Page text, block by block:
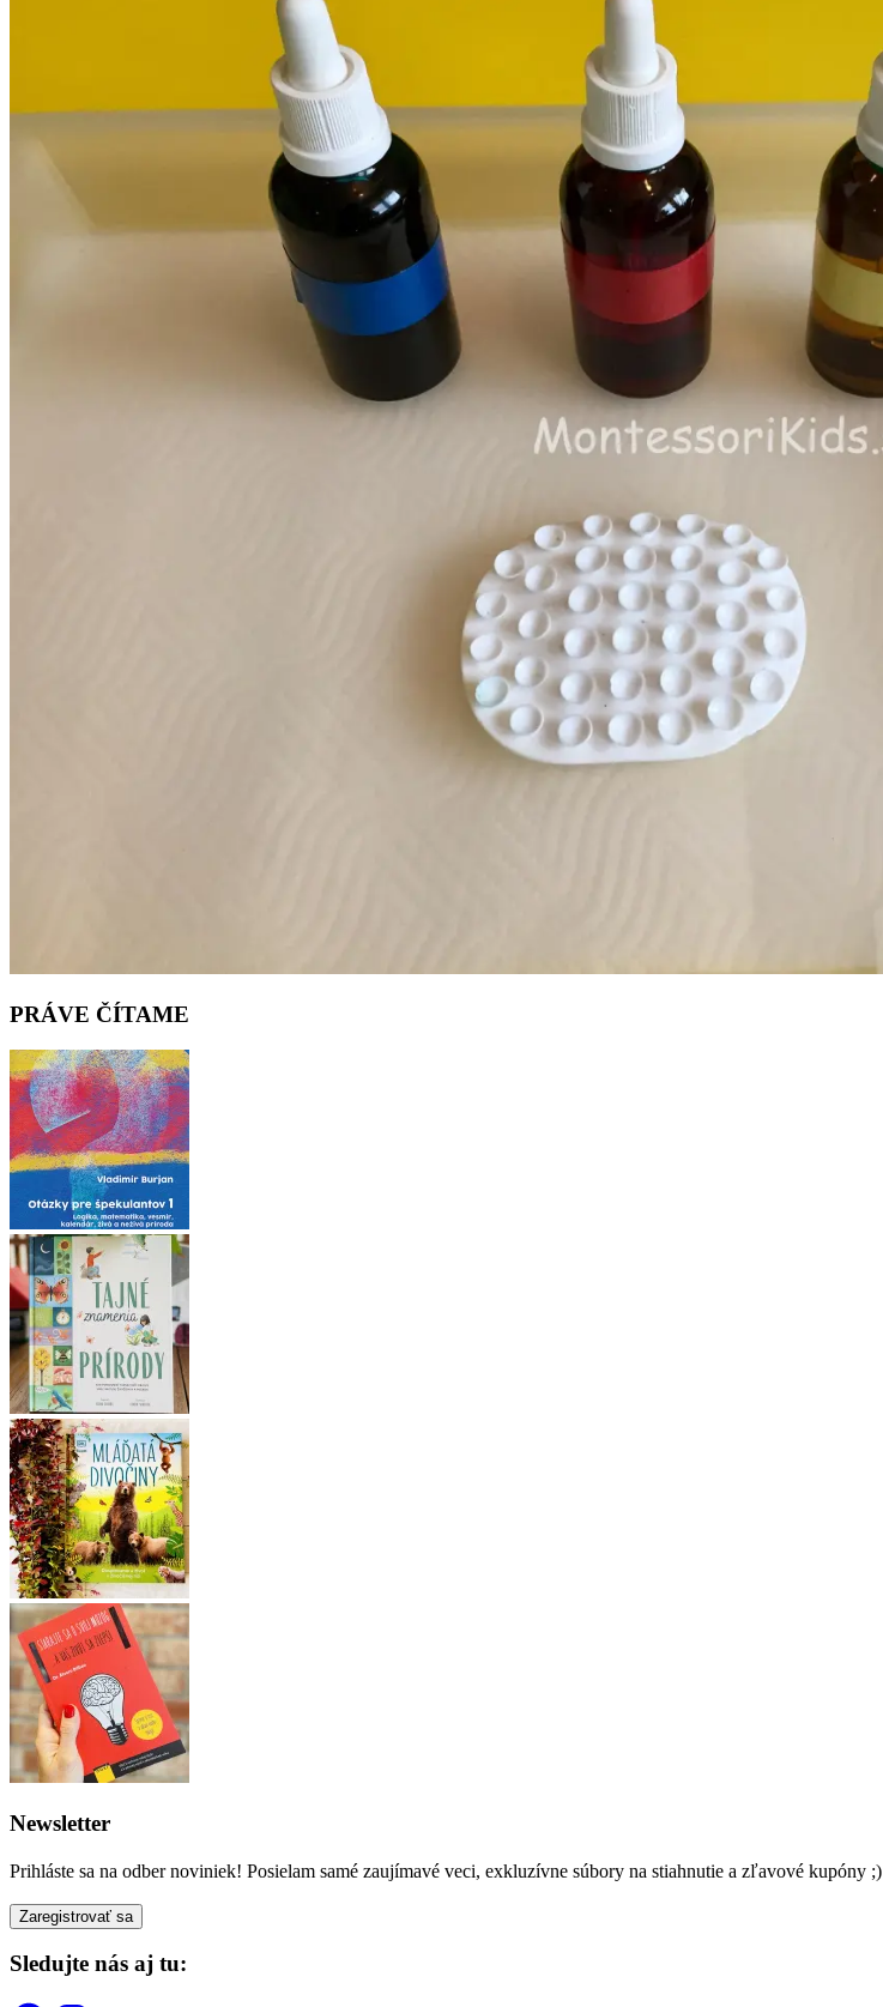
PRÁVE ČÍTAME
Newsletter
Prihláste sa na odber noviniek! Posielam samé zaujímavé veci, exkluzívne súbory na stiahnutie a zľavové kupóny ;)
Sledujte nás aj tu: